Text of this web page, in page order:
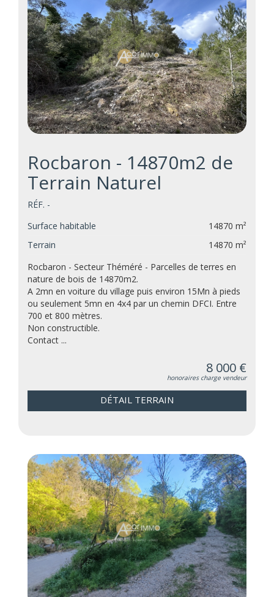
Rocbaron - 14870m2 de
Terrain Naturel
RÉF. -
Surface habitable
14870 m²
Terrain
14870 m²
Rocbaron - Secteur Théméré - Parcelles de terres en
nature de bois de 14870m2.
A 2mn en voiture du village puis environ 15Mn à pieds
ou seulement 5mn en 4x4 par un chemin DFCI. Entre
700 et 800 mètres.
Non constructible.
Contact ...
8 000 €
honoraires charge vendeur
DÉTAIL TERRAIN